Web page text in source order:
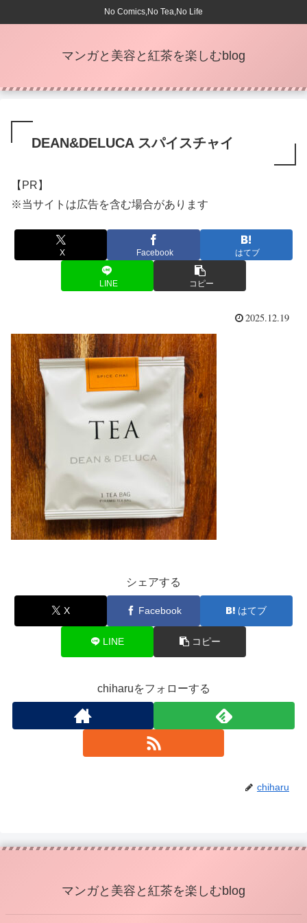
No Comics,No Tea,No Life
マンガと美容と紅茶を楽しむblog
DEAN&DELUCA スパイスチャイ
【PR】
※当サイトは広告を含む場合があります
X Facebook はてブ
LINE コピー
2025.12.19
シェアする
X Facebook はてブ
LINE コピー
chiharuをフォローする
chiharu
マンガと美容と紅茶を楽しむblog